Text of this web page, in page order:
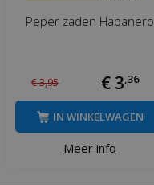
Peper zaden Habanero
€3,95 € 3,36
Meer info
IN WINKELWAGEN